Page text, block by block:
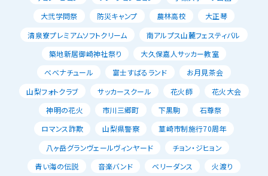
大弐学問祭
防災キャンプ 農林高校
大正琴
清泉寮プレミアムソフトクリーム
南アルプス山麓フェスティバル
築地新居御崎神社祭り
大久保嘉人サッカー教室
べべナチュール
富士すばるランド
お月見茶会
山梨フォトクラブ
サッカースクール 花火師
花火大会
神明の花火
市川三郷町 下黒駒
石尊祭
ロマンス詐欺
山梨県警察
韮崎市制施行70周年
八ヶ岳グランヴェールヴィンヤード
チョン・ジヒョン
青い海の伝説
音楽バンド ベリーダンス
火渡り